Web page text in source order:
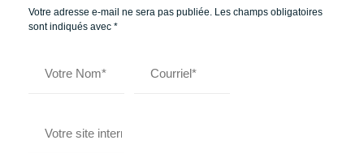
Votre adresse e-mail ne sera pas publiée. Les champs obligatoires
sont indiqués avec *